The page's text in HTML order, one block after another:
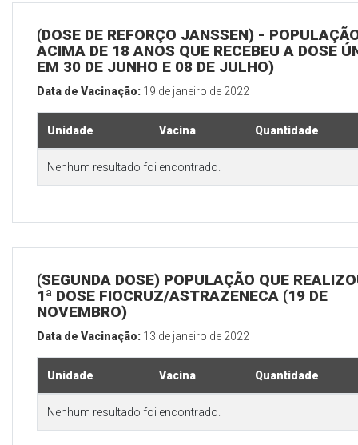
(DOSE DE REFORÇO JANSSEN) -
ACIMA DE 18 ANOS QUE RECEBEU A DOSE
EM 30 DE JUNHO E 08 DE JULHO)
Data de Vacinação: 19 de janeiro de 2022
Unidade Vacina Quantidade
Nenhum resultado foi encontrado.
(SEGUNDA DOSE) POPULAÇÃO QUE
1ª DOSE FIOCRUZ/ASTRAZENECA (19 DE
NOVEMBRO)
Data de Vacinação: 13 de janeiro de 2022
Unidade Vacina Quantidade
Nenhum resultado foi encontrado.